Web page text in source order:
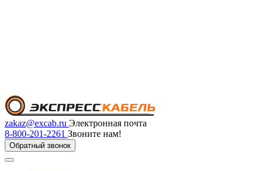
zakaz@excab.ru Электронная почта
8-800-201-2261 Звоните нам!
Обратный звонок